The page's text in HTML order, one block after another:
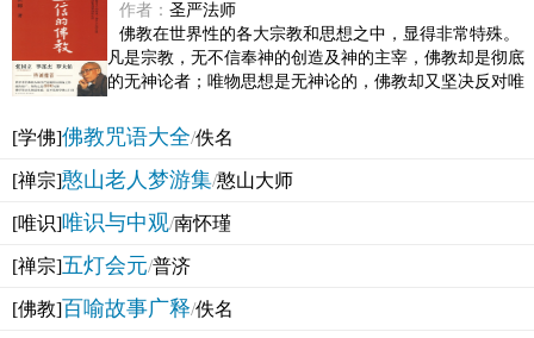
作者： 圣严法师
佛教在世界性的各大宗教和思想之中，显得非常特殊。
凡是宗教，无不信奉神的创造及神的主宰，佛教却是彻底
的无神论者；唯物思想是无神论的，佛教却又坚决反对唯
[学佛]佛教咒语大全/佚名
[禅宗]憨山老人梦游集/憨山大师
[唯识]唯识与中观/南怀瑾
[禅宗]五灯会元/普济
[佛教]百喻故事广释/佚名